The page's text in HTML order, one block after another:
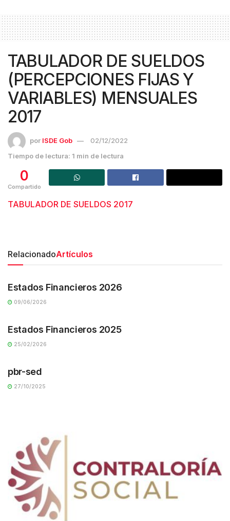
TABULADOR DE SUELDOS
(PERCEPCIONES FIJAS Y
VARIABLES) MENSUALES
2017
por ISDE Gob
02/12/2022
Tiempo de lectura: 1 min de lectura
0
Compartido
TABULADOR DE SUELDOS 2017
RelacionadoArtículos
TRANSPARENCIA
Estados Financieros 2026
09/06/2026
Estados Financieros 2025
25/02/2026
pbr-sed
27/10/2025